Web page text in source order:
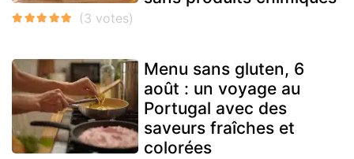
Menu sans gluten, 6
août : un voyage au
Portugal avec des
saveurs fraîches et
colorées